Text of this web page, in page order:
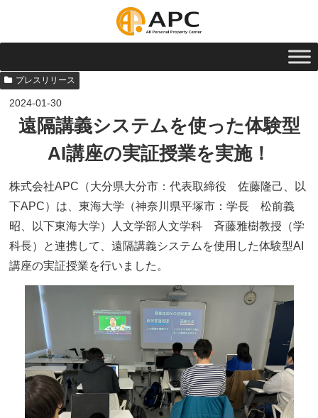
プレスリリース
2024-01-30
遠隔講義システムを使った体験型
AI講座の実証授業を実施！
株式会社APC（大分県大分市：代表取締役 佐藤隆己、以
下APC）は、東海大学（神奈川県平塚市：学長 松前義
昭、以下東海大学）人文学部人文学科 斉藤雅樹教授（学
科長）と連携して、遠隔講義システムを使用した体験型AI
講座の実証授業を行いました。